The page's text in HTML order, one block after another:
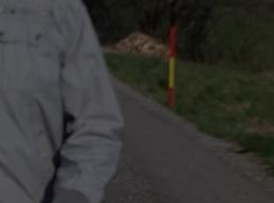
Ihrer vorgenommen Einstellungen,
Webseiten-Betreiber dies eingestellt